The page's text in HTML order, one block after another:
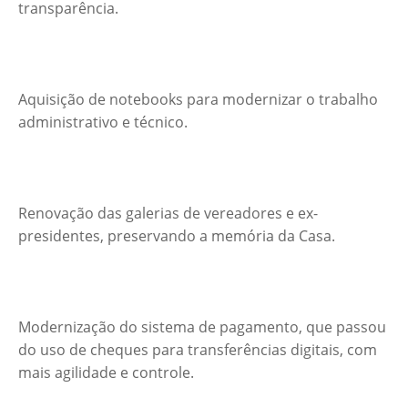
transparência.
Aquisição de notebooks para modernizar o trabalho
administrativo e técnico.
Renovação das galerias de vereadores e ex-
presidentes, preservando a memória da Casa.
Modernização do sistema de pagamento, que passou
do uso de cheques para transferências digitais, com
mais agilidade e controle.